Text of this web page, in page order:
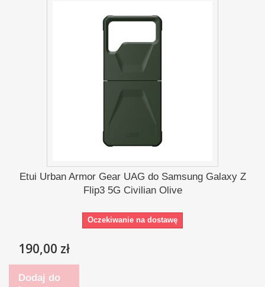
Etui Urban Armor Gear UAG do Samsung Galaxy Z
Flip3 5G Civilian Olive
Oczekiwanie na dostawę
190,00 zł
Dodaj do